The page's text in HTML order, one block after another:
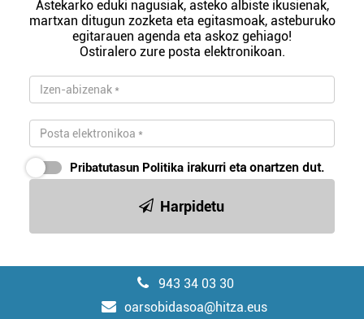
Astekarko eduki nagusiak, asteko albiste ikusienak,
martxan ditugun zozketa eta egitasmoak, asteburuko
egitarauen agenda eta askoz gehiago!
Ostiralero zure posta elektronikoan.
Pribatutasun Politika irakurri eta onartzen dut.
Harpidetu
943 34 03 30
oarsobidasoa@hitza.eus